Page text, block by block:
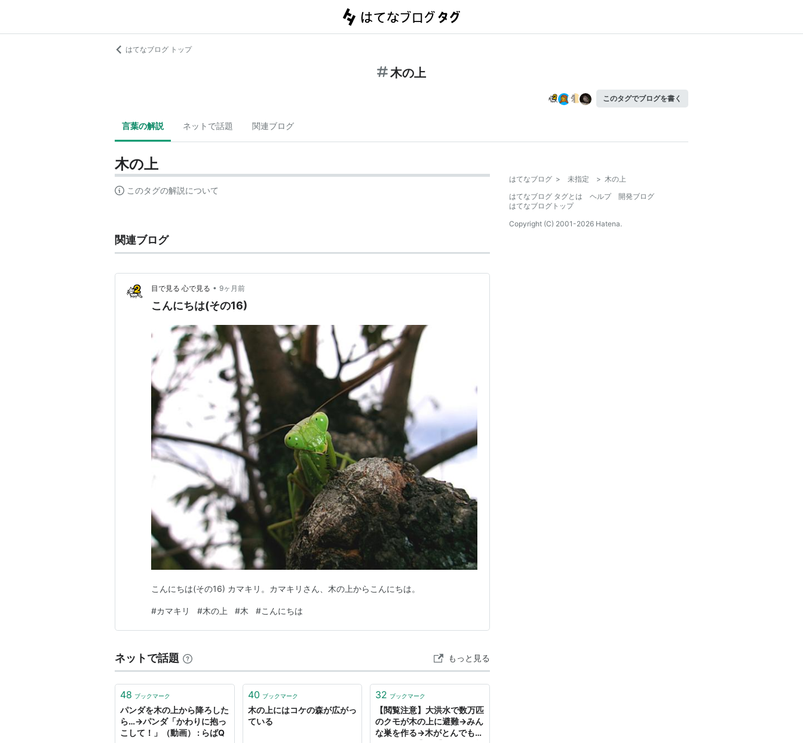
はてなブログ トップ
木の上
このタグでブログを書く
言葉の解説 ネットで話題 関連ブログ
木の上
このタグの解説について
関連ブログ
目で見る 心で見る • 9ヶ月前
こんにちは(その16)
こんにちは(その16) カマキリ。カマキリさん、木の上からこんにちは。
#カマキリ #木の上 #木 #こんにちは
ネットで話題 もっと見る
48 ブックマーク
パンダを木の上から降ろした
ら…→パンダ「かわりに抱っ
こして！」（動画） : らばQ
40 ブックマーク
木の上にはコケの森が広がっ
ている
32 ブックマーク
【閲覧注意】大洪水で数万匹
のクモが木の上に避難→みん
な巣を作る→木がとんでもな
はてなブログ > 未指定 > 木の上
はてなブログ タグとは
ヘルプ
開発ブログ
はてなブログトップ
Copyright (C) 2001-2026 Hatena.